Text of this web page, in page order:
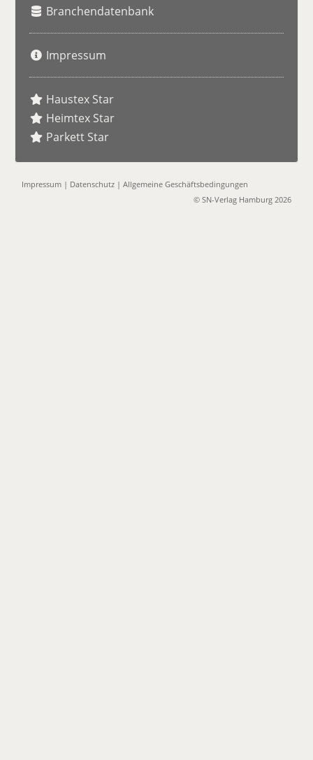
Branchendatenbank
Impressum
Haustex Star
Heimtex Star
Parkett Star
Impressum | Datenschutz |Allgemeine Geschäftsbedingungen
© SN-Verlag Hamburg 2026